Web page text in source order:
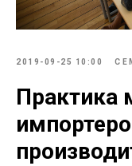
2019-09-25 10:00
Практика